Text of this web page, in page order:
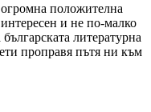
положителна
и не по-малко
литературна
проправя пътя ни към